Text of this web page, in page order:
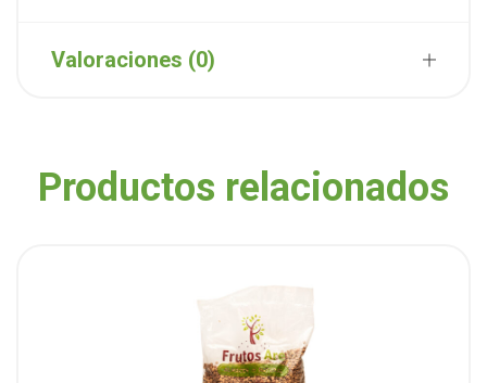
Valoraciones (0)
Productos relacionados